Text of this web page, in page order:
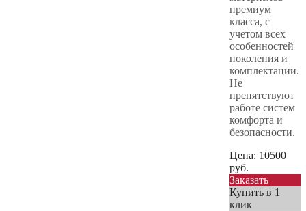
премиум
класса, с
учетом всех
особенностей
поколения и
комплектации.
Не
препятствуют
работе систем
комфорта и
безопасности.
Цена: 10500
руб.
Заказать
Купить в 1
клик